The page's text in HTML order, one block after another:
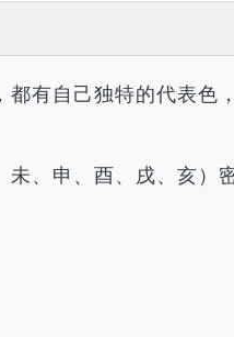
有自己独特的代表色
、申、酉、戌、亥）